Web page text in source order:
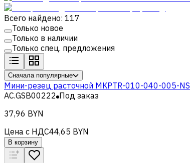
Всего найдено: 117
Только новое
Только в наличии
Только спец. предложения
Сначала популярные
Мини-резец расточной MKPTR-010-040-005-NS
AC.GSB00222 Под заказ
37,96 BYN
Цена с НДС44,65 BYN
В корзину